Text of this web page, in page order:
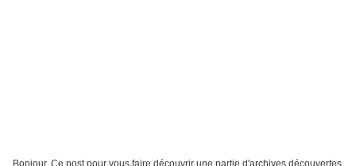
Bonjour, Ce post pour vous faire découvrir une partie d'archives découvertes